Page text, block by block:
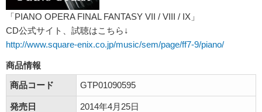
「PIANO OPERA FINAL FANTASY VII / VIII / IX」
CD公式サイト、試聴はこちら↓
http://www.square-enix.co.jp/music/sem/page/ff7-9/piano/
商品情報
商品コード
GTP01090595
発売日 2014年4月25日